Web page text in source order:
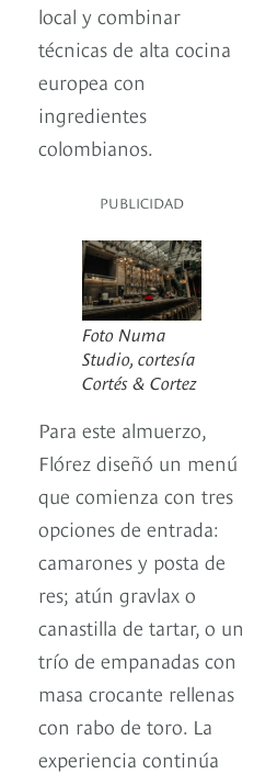
local y combinar
técnicas de alta cocina
europea con
ingredientes
colombianos.
PUBLICIDAD
Foto Numa
Studio, cortesía
Cortés & Cortez
Para este almuerzo,
Flórez diseñó un menú
que comienza con tres
opciones de entrada:
camarones y posta de
res; atún gravlax o
canastilla de tartar, o un
trío de empanadas con
masa crocante rellenas
con rabo de toro. La
experiencia continúa